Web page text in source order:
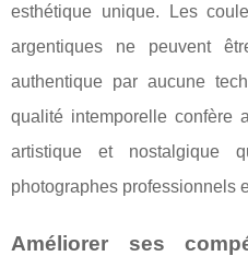
esthétique unique. Les
argentiques ne peuvent
authentique par aucune
qualité intemporelle confère
artistique et nostalgique
photographes professionnels
Améliorer ses